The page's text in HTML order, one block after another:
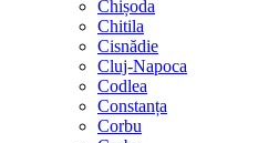
Chișoda
Chitila
Cisnădie
Cluj-Napoca
Codlea
Constanța
Corbu